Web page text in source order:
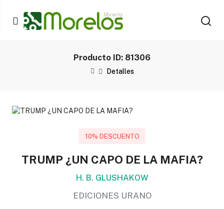
Producto ID: 81306
Detalles
10% DESCUENTO
TRUMP ¿UN CAPO DE LA MAFIA?
H. B. GLUSHAKOW
EDICIONES URANO